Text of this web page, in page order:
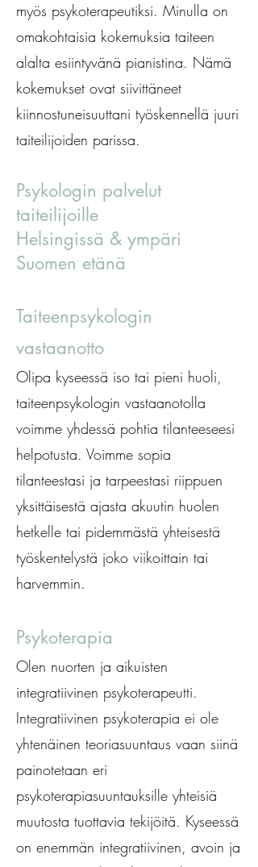
myös psykoterapeutiksi. Minulla on
omakohtaisia kokemuksia taiteen
alalta esiintyvänä pianistina. Nämä
kokemukset ovat siivittäneet
kiinnostuneisuuttani työskennellä juuri
taiteilijoiden parissa.
Psykologin palvelut
taiteilijoille
Helsingissä & ympäri
Suomen etänä
Taiteenpsykologin
vastaanotto
Olipa kyseessä iso tai pieni huoli,
taiteenpsykologin vastaanotolla
voimme yhdessä pohtia tilanteeseesi
helpotusta. Voimme sopia
tilanteestasi ja tarpeestasi riippuen
yksittäisestä ajasta akuutin huolen
hetkelle tai pidemmästä yhteisestä
työskentelystä joko viikoittain tai
harvemmin.
Psykoterapia
Olen nuorten ja aikuisten
integratiivinen psykoterapeutti.
Integratiivinen psykoterapia ei ole
yhtenäinen teoriasuuntaus vaan siinä
painotetaan eri
psykoterapiasuuntauksille yhteisiä
muutosta tuottavia tekijöitä. Kyseessä
on enemmän integratiivinen, avoin ja